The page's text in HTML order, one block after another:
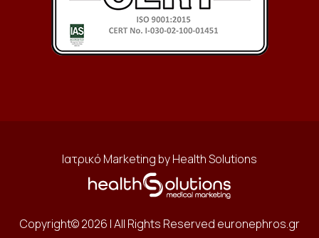
Ιατρικό Marketing by Health Solutions
Copyright© 2026 | All Rights Reserved euronephros.gr